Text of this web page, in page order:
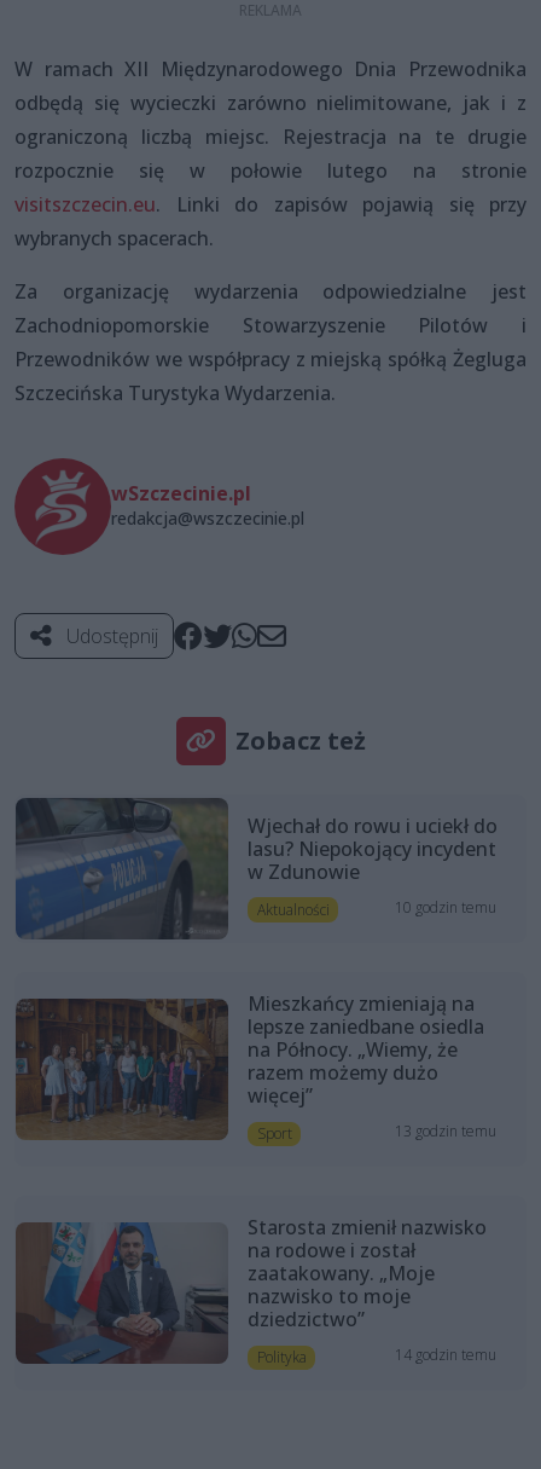
W ramach XII Międzynarodowego Dnia Przewodnika
odbędą się wycieczki zarówno nielimitowane, jak i z
ograniczoną liczbą miejsc. Rejestracja na te drugie
rozpocznie się w połowie lutego na stronie
visitszczecin.eu. Linki do zapisów pojawią się przy
wybranych spacerach.
Za organizację wydarzenia odpowiedzialne jest
Zachodniopomorskie Stowarzyszenie Pilotów i
Przewodników we współpracy z miejską spółką Żegluga
Szczecińska Turystyka Wydarzenia.
wSzczecinie.pl
redakcja@wszczecinie.pl
Udostępnij
Zobacz też
Wjechał do rowu i uciekł do
lasu? Niepokojący incydent
w Zdunowie
Aktualności 10 godzin temu
Mieszkańcy zmieniają na
lepsze zaniedbane osiedla
na Północy. „Wiemy, że
razem możemy dużo
więcej”
Sport 13 godzin temu
Starosta zmienił nazwisko
na rodowe i został
zaatakowany. „Moje
nazwisko to moje
dziedzictwo”
Polityka 14 godzin temu